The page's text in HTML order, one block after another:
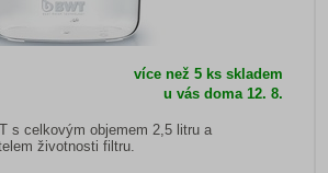
více než 5 ks skladem
u vás doma12. 8.
s celkovým objemem 2,5 litru a
životnosti filtru.